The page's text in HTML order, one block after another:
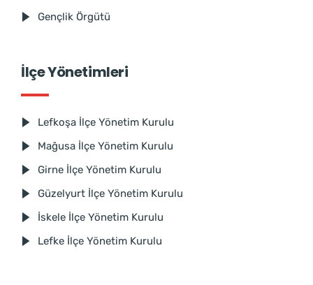
Gençlik Örgütü
İlçe Yönetimleri
Lefkoşa İlçe Yönetim Kurulu
Mağusa İlçe Yönetim Kurulu
Girne İlçe Yönetim Kurulu
Güzelyurt İlçe Yönetim Kurulu
İskele İlçe Yönetim Kurulu
Lefke İlçe Yönetim Kurulu